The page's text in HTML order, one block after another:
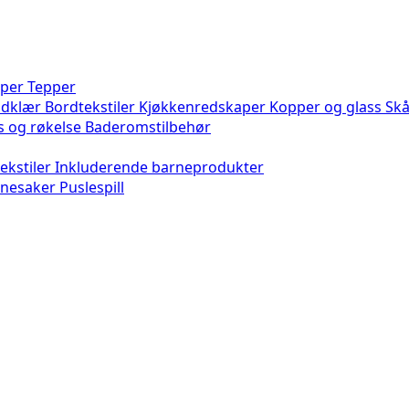
Tepper
Bordtekstiler Kjøkkenredskaper Kopper og glass
og røkelse Baderomstilbehør
Inkluderende barneprodukter
Puslespill